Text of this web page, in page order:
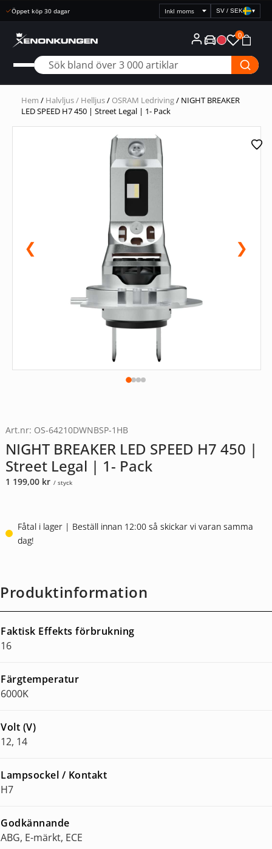
Snabb leverans
Välj
prisvisning
SV / SEK ▾
0
Hem / Halvljus / Helljus/ OSRAM Ledriving/ NIGHT BREAKER
LED SPEED H7 450 | Street Legal | 1- Pack
❮ ❯
Art.nr: OS-64210DWNBSP-1HB
NIGHT BREAKER LED SPEED H7 450 |
Street Legal | 1- Pack
1 199,00 kr / styck
Fåtal i lager | Beställ innan 12:00 så skickar vi varan samma
dag!
Produktinformation
Faktisk Effekts förbrukning
16
Färgtemperatur
6000K
Volt (V)
12, 14
Lampsockel / Kontakt
H7
Godkännande
ABG, E-märkt, ECE